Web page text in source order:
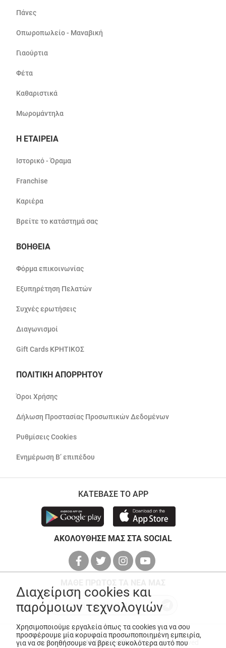
Πάνες
Οπωροπωλείο - Μαναβική
Γιαούρτια
Φέτα
Καθαριστικά
Μωρομάντηλα
Η ΕΤΑΙΡΕΙΑ
Ιστορικό - Όραμα
Franchise
Καριέρα
Βρείτε το κατάστημά σας
ΒΟΗΘΕΙΑ
Φόρμα επικοινωνίας
Εξυπηρέτηση Πελατών
Συχνές ερωτήσεις
Διαγωνισμοί
Gift Cards ΚΡΗΤΙΚΟΣ
ΠΟΛΙΤΙΚΗ ΑΠΟΡΡΗΤΟΥ
Όροι Χρήσης
Δήλωση Προστασίας Προσωπικών Δεδομένων
Ρυθμίσεις Cookies
Ενημέρωση Β’ επιπέδου
ΚΑΤΕΒΑΣΕ ΤΟ APP
ΑΚΟΛΟΥΘΗΣΕ ΜΑΣ ΣΤΑ SOCIAL
© Copyright 2026ANEDIK Kritikos. All Rights Reserved
Διαχείριση cookies και
παρόμοιων τεχνολογιών
Χρησιμοποιούμε εργαλεία όπως τα cookies για να σου
προσφέρουμε μία κορυφαία προσωποποιημένη εμπειρία,
για να σε βοηθήσουμε να βρεις ευκολότερα αυτό που